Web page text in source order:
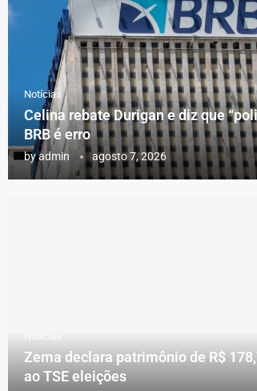
Notícias
Celina rebate Durigan e diz que
BRB é erro
byadmin agosto 7, 2026
Notícias
Zema declara patrimônio de R$
ao TSE eleições